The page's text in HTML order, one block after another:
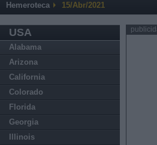
Hemeroteca 15/Abr/2021
USA
Alabama
Arizona
California
Colorado
Florida
Georgia
Illinois